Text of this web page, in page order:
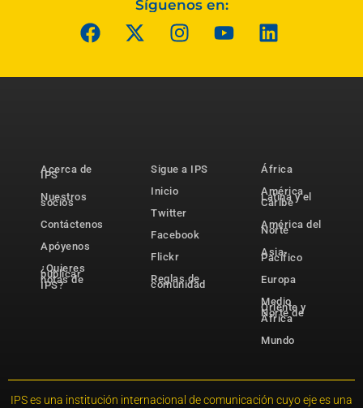
Síguenos en:
Acerca de
IPS
Nuestros
socios
Contáctenos
Apóyenos
¿Quieres
publicar
notas de
IPS?
Sigue a IPS
Inicio
Twitter
Facebook
Flickr
Reglas de
comunidad
África
América
Latina y el
Caribe
América del
Norte
Asia-
Pacífico
Europa
Medio
Oriente y
Norte de
África
Mundo
IPS es una institución internacional de comunicación cuyo eje es una